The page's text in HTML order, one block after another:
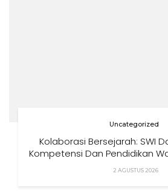
Uncategorized
Kolaborasi Bersejarah: SWI
Kompetensi Dan Pendidikan
2 AGUSTUS 2026